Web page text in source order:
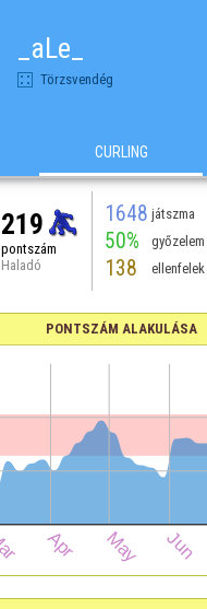
_aLe_
Törzsvendég
CURLING
219
pontszám
Haladó
1648 játszma
50% győzelem
138
PONTSZÁM ALAKULÁSA